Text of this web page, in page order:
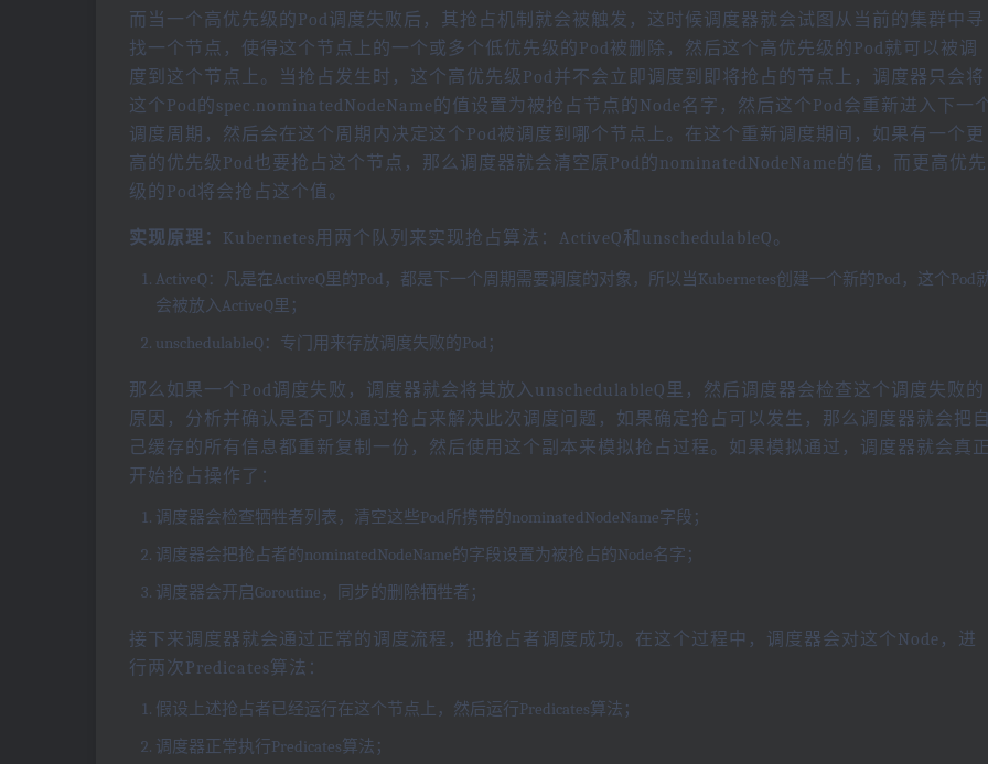
而当一个高优先级的Pod调度失败后，其抢占机制就会被触发，这时候调度器就会试图从当前的集群中寻
找一个节点，使得这个节点上的一个或多个低优先级的Pod被删除，然后这个高优先级的Pod就可以被调
度到这个节点上。当抢占发生时，这个高优先级Pod并不会立即调度到即将抢占的节点上，调度器只会将
这个Pod的spec.nominatedNodeName的值设置为被抢占节点的Node名字，然后这个Pod会重新进入下一
调度周期，然后会在这个周期内决定这个Pod被调度到哪个节点上。在这个重新调度期间，如果有一个更
高的优先级Pod也要抢占这个节点，那么调度器就会清空原Pod的nominatedNodeName的值，而更高优先
级的Pod将会抢占这个值。
实现原理： Kubernetes用两个队列来实现抢占算法：ActiveQ和unschedulableQ。
ActiveQ：凡是在ActiveQ里的Pod，都是下一个周期需要调度的对象，所以当Kubernetes创建一个新的Pod，这个Pod
会被放入ActiveQ里；
unschedulableQ：专门用来存放调度失败的Pod；
那么如果一个Pod调度失败，调度器就会将其放入unschedulableQ里，然后调度器会检查这个调度失败的
原因，分析并确认是否可以通过抢占来解决此次调度问题，如果确定抢占可以发生，那么调度器就会把自
己缓存的所有信息都重新复制一份，然后使用这个副本来模拟抢占过程。如果模拟通过，调度器就会真正
开始抢占操作了：
调度器会检查牺牲者列表，清空这些Pod所携带的nominatedNodeName字段；
调度器会把抢占者的nominatedNodeName的字段设置为被抢占的Node名字；
调度器会开启Goroutine，同步的删除牺牲者；
接下来调度器就会通过正常的调度流程，把抢占者调度成功。在这个过程中，调度器会对这个Node，进
行两次Predicates算法：
假设上述抢占者已经运行在这个节点上，然后运行Predicates算法；
调度器正常执行Predicates算法；